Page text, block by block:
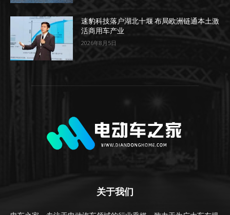
速豹科技落户湖北十堰 布局欧洲链通本土激
活商用车产业
2026年8月5日
关于我们